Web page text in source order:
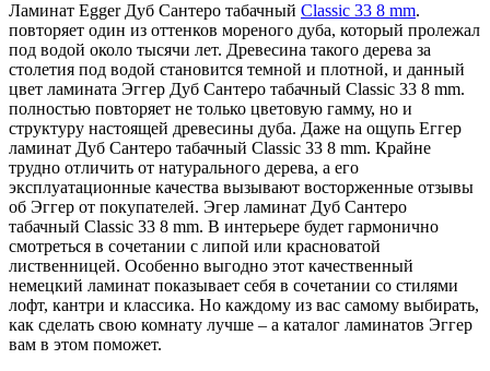
Ламинат Egger Дуб Сантеро табачный Classic 33 8 mm.
повторяет один из оттенков мореного дуба, который пролежал
под водой около тысячи лет. Древесина такого дерева за
столетия под водой становится темной и плотной, и данный
цвет ламината Эггер Дуб Сантеро табачный Classic 33 8 mm.
полностью повторяет не только цветовую гамму, но и
структуру настоящей древесины дуба. Даже на ощупь Еггер
ламинат Дуб Сантеро табачный Classic 33 8 mm. Крайне
трудно отличить от натурального дерева, а его
эксплуатационные качества вызывают восторженные отзывы
об Эггер от покупателей. Эгер ламинат Дуб Сантеро
табачный Classic 33 8 mm. В интерьере будет гармонично
смотреться в сочетании с липой или красноватой
лиственницей. Особенно выгодно этот качественный
немецкий ламинат показывает себя в сочетании со стилями
лофт, кантри и классика. Но каждому из вас самому выбирать,
как сделать свою комнату лучше – а каталог ламинатов Эггер
вам в этом поможет.